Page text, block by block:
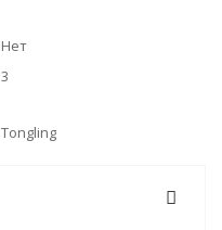
Нет
3
Tongling